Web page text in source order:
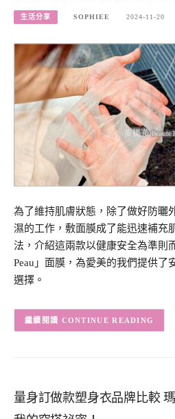
生活分享 SOPHIEE 2024-11-20
為了維持肌膚狀態，除了做好防曬
濕的工作，敷面膜成了能迅速補充
法，介紹這兩款以健康安全為準則
Peau」面膜，為愛美的我們提供了
選擇。
CONTINUE READING
量身訂做款塑身衣品牌比較